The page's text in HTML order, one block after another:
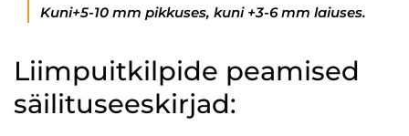
Kuni+5-10 mm pikkuses, kuni +3-6 mm laiuses.
Liimpuitkilpide peamised
säilituseeskirjad: